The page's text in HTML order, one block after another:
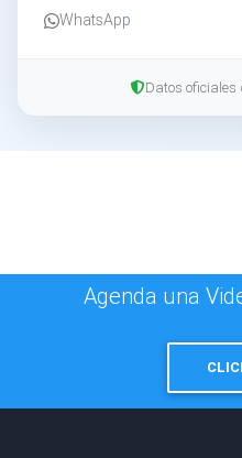
WhatsApp
Datos oficiales
Agenda una